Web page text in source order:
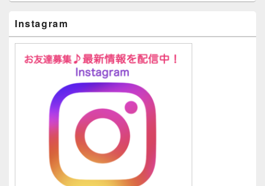
Instagram